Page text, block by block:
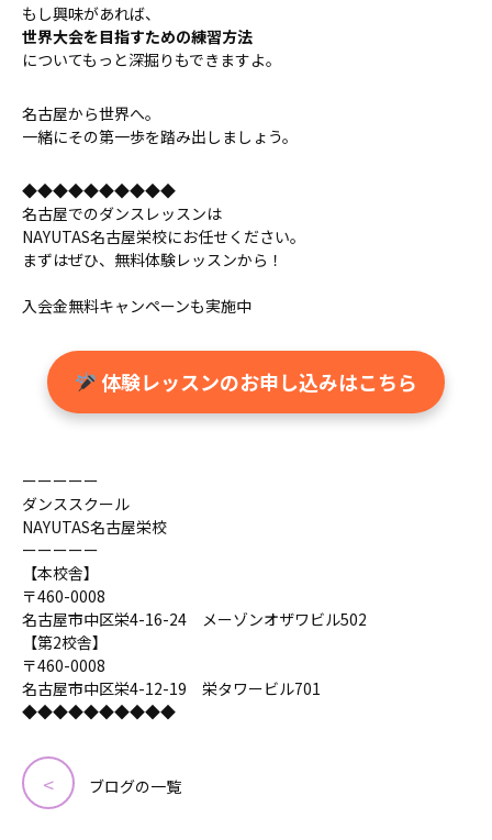
もし興味があれば、
世界大会を目指すための練習方法
についてもっと深掘りもできますよ。
名古屋から世界へ。
一緒にその第一歩を踏み出しましょう。
◆◆◆◆◆◆◆◆◆◆
名古屋でのダンスレッスンは
NAYUTAS名古屋栄校にお任せください。
まずはぜひ、無料体験レッスンから！
入会金無料キャンペーンも実施中
体験レッスンのお申し込みはこちら
ーーーーー
ダンススクール
NAYUTAS名古屋栄校
ーーーーー
【本校舎】
〒460-0008
名古屋市中区栄4-16-24 メーゾンオザワビル502
【第2校舎】
〒460-0008
名古屋市中区栄4-12-19 栄タワービル701
◆◆◆◆◆◆◆◆◆◆
ブログの一覧